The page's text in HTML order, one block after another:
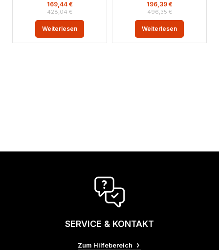
428,04€
169,44 €
Weiterlesen
496,35€
196,39 €
Weiterlesen
SERVICE & KONTAKT
Zum Hilfebereich